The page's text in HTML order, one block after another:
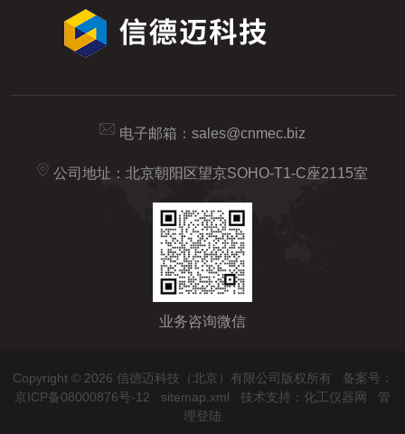
电子邮箱： sales@cnmec.biz
公司地址：北京朝阳区望京SOHO-T1-C座2115室
业务咨询微信
Copyright © 2026 信德迈科技（北京）有限公司版权所有 备案号：
京ICP备08000876号-12
sitemap.xml 技术支持： 化工仪器网
管
理登陆